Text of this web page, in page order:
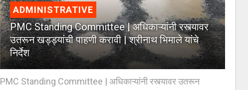
ADMINISTRATIVE
PMC Standing Committee | अधिकाऱ्यांनी रस्त्यावर
उतरून खड्ड्यांची पाहणी करावी | श्रीनाथ भिमाले यांचे
निर्देश
PMC Standing Committee | अधिकाऱ्यांनी रस्त्यावर उतरून